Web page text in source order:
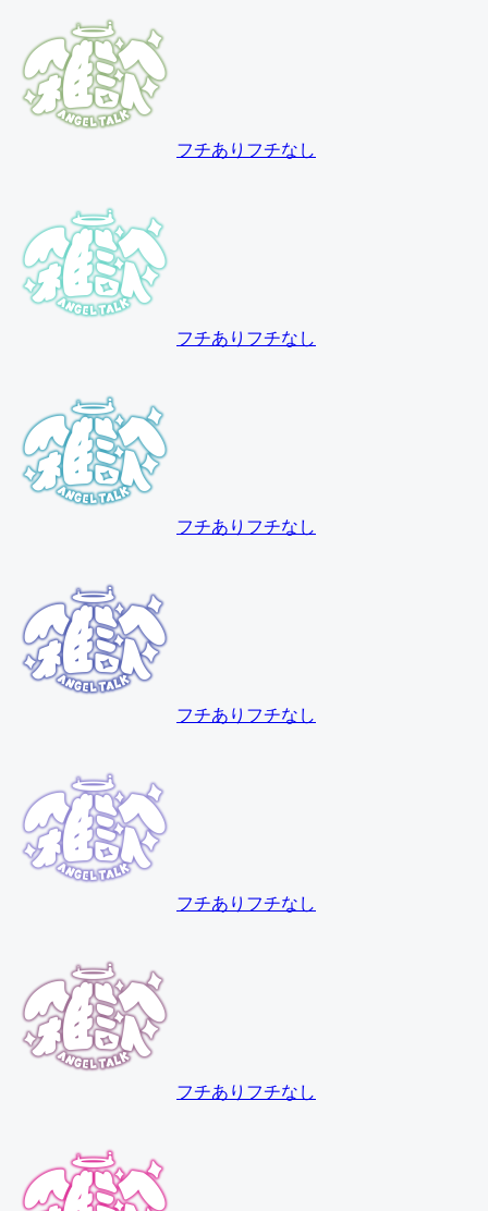
フチあり フチなし
フチあり フチなし
フチあり フチなし
フチあり フチなし
フチあり フチなし
フチあり フチなし